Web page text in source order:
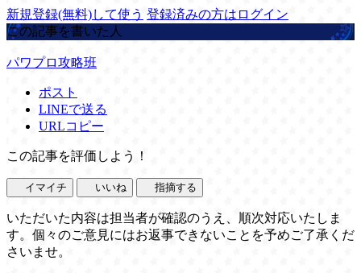
新規登録(無料)して使う 登録済みの方はログイン
この記事を書いた人
パワプロ攻略班
ポスト
LINEで送る
URLコピー
この記事を評価しよう！
イマイチ いいね 指摘する
いただいた内容は担当者が確認のうえ、順次対応いたしま
す。個々のご意見にはお返事できないことを予めご了承くだ
さいませ。